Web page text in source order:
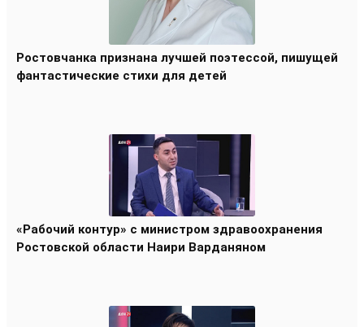
Ростовчанка признана лучшей поэтессой, пишущей
фантастические стихи для детей
«Рабочий контур» с министром здравоохранения
Ростовской области Наири Варданяном